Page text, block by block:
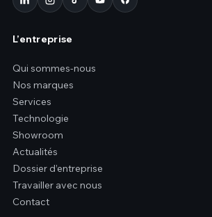
L’entreprise
Qui sommes-nous
Nos marques
Services
Technologie
Showroom
Actualités
Dossier d’entreprise
Travailler avec nous
Contact